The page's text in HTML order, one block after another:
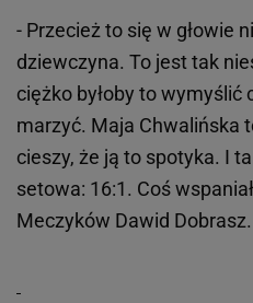
- Przecież to się w głowie
dziewczyna. To jest tak
ciężko byłoby to wymyślić
marzyć. Maja Chwalińska
cieszy, że ją to spotyka. I
setowa: 16:1. Coś
Meczyków Dawid Dobrasz.